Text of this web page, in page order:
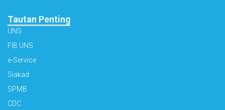
Tautan Penting
UNS
FIB UNS
e-Service
Siakad
SPMB
CDC